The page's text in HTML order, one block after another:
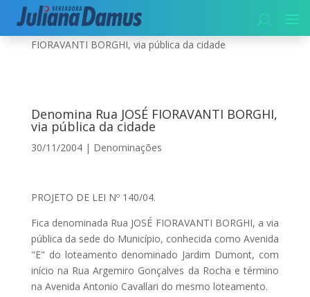
Início|Denominações|
FIORAVANTI BORGHI, via pública da cidade
Denomina Rua JOSÉ FIORAVANTI BORGHI,
via pública da cidade
30/11/2004| Denominações
PROJETO DE LEI Nº 140/04.
Fica denominada Rua JOSÉ FIORAVANTI BORGHI, a via
pública da sede do Município, conhecida como Avenida
"E" do loteamento denominado Jardim Dumont, com
início na Rua Argemiro Gonçalves da Rocha e término
na Avenida Antonio Cavallari do mesmo loteamento.